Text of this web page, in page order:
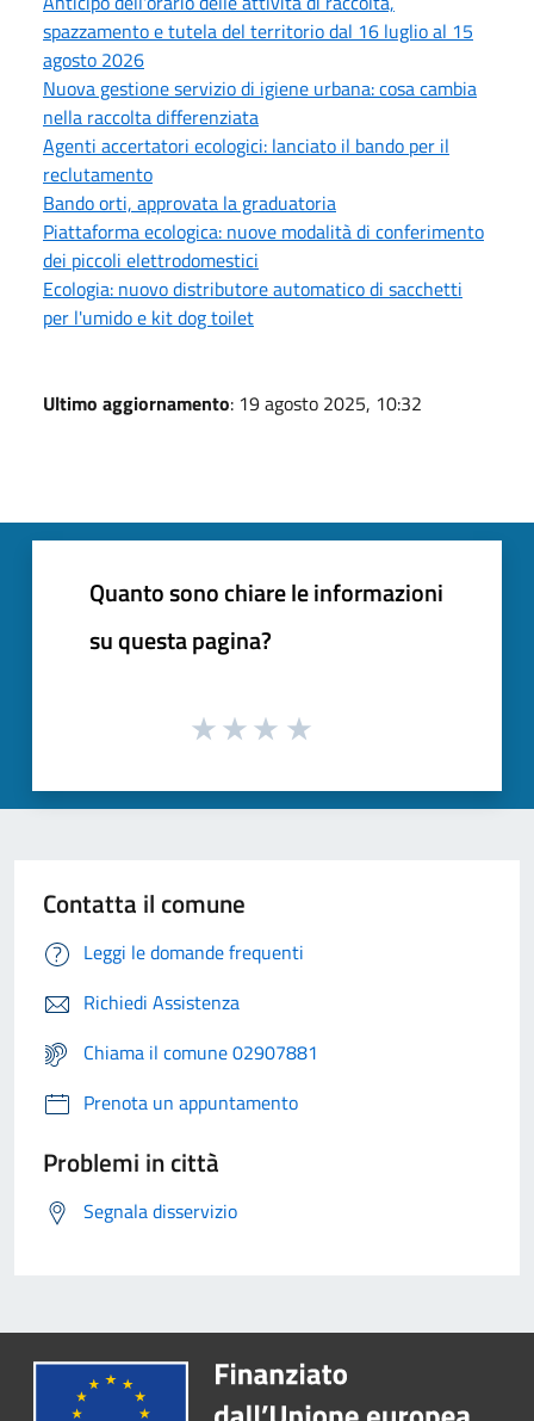
spazzamento e tutela del territorio dal 16 luglio al 15
agosto 2026
Nuova gestione servizio di igiene urbana: cosa cambia
nella raccolta differenziata
Agenti accertatori ecologici: lanciato il bando per il
reclutamento
Bando orti, approvata la graduatoria
Piattaforma ecologica: nuove modalità di conferimento
dei piccoli elettrodomestici
Ecologia: nuovo distributore automatico di sacchetti
per l'umido e kit dog toilet
Ultimo aggiornamento: 19 agosto 2025, 10:32
Quanto sono chiare le informazioni
su questa pagina?
Contatta il comune
Leggi le domande frequenti
Richiedi Assistenza
Chiama il comune 02907881
Prenota un appuntamento
Problemi in città
Segnala disservizio